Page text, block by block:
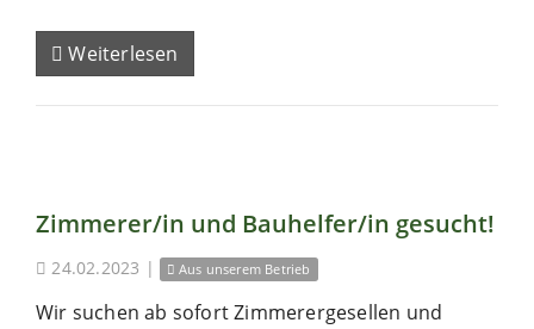
Weiterlesen
Zimmerer/in und Bauhelfer/in gesucht!
24.02.2023 | Aus unserem Betrieb
Wir suchen ab sofort Zimmerergesellen und